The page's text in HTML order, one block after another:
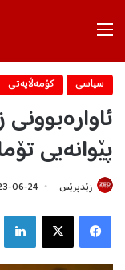
سیاسی كۆمه‌ڵایه‌تی
پێوانەیی
زێدپرێس 06-24
X